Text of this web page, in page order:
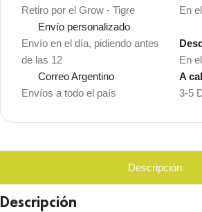
Retiro por el Grow - Tigre
En
Envío personalizado
Envío en el día, pidiendo antes
de las 12
En
Correo Argentino
Envíos a todo el país
3-5
A
Descripción
Descripción